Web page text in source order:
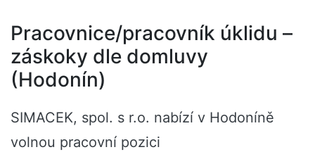
Pracovnice/pracovník úklidu –
záskoky dle domluvy
(Hodonín)
SIMACEK, spol. s r.o. nabízí v Hodoníně
volnou pracovní pozici